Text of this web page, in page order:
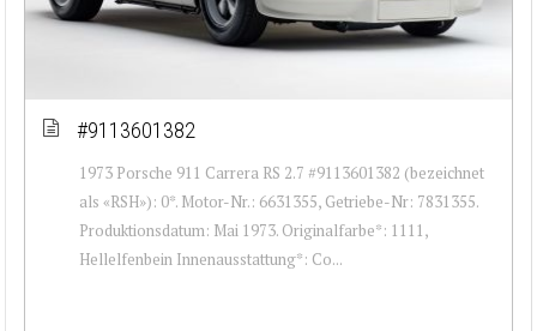
#9113601382
1973 Porsche 911 Carrera RS 2.7 #9113601382 (bezeichnet
als «RSH»): 0*. Motor-Nr.: 6631355, Getriebe-Nr: 7831355.
Produktionsdatum: Mai 1973. Originalfarbe*: 1111,
Hellelfenbein Innenausstattung*: Co...